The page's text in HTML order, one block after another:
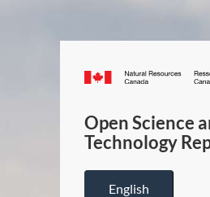
Open Science
Technology
English